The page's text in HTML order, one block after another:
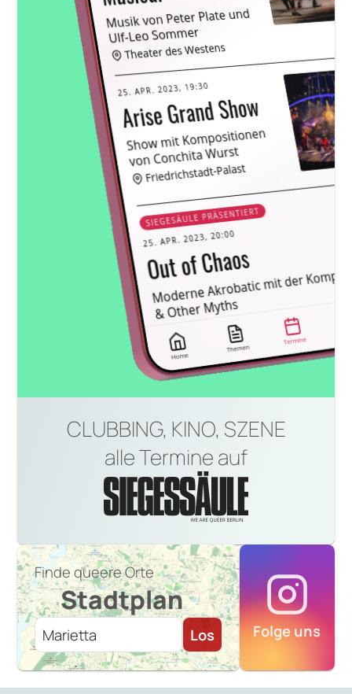
CLUBBING, KINO, SZENE
alle Termine auf
Finde queere Orte
Stadtplan
Los Folge uns